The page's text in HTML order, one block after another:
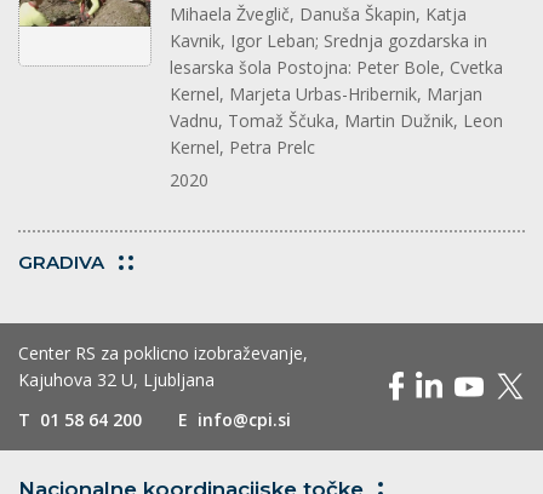
Mihaela Žveglič, Danuša Škapin, Katja
Kavnik, Igor Leban; Srednja gozdarska in
lesarska šola Postojna: Peter Bole, Cvetka
Kernel, Marjeta Urbas-Hribernik, Marjan
Vadnu, Tomaž Ščuka, Martin Dužnik, Leon
Kernel, Petra Prelc
2020
GRADIVA
Center RS za poklicno izobraževanje,
Kajuhova 32 U, Ljubljana
T 01 58 64 200 E info@cpi.si
Nacionalne koordinacijske točke